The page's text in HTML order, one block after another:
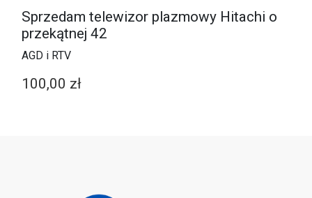
Sprzedam telewizor plazmowy Hitachi o
przekątnej 42
AGD i RTV
100,00 zł